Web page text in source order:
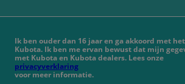
Ik ben ouder dan 16 jaar en ga akkoord met
Kubota. Ik ben me ervan bewust dat mijn
met Kubota en Kubota dealers. Lees onze
privacyverklaring
voor meer informatie.